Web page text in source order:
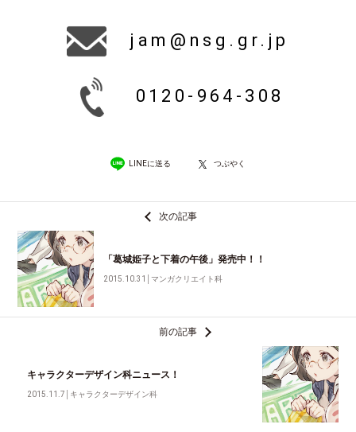
jam@nsg.gr.jp
0120-964-308
LINEに送る つぶやく
次の記事
「葛城姫子と下着の午後」発売中！！
2015.10.31 │マンガクリエイト科
前の記事
キャラクターデザイン科ニュース！
2015.11.7 キャラクターデザイン科